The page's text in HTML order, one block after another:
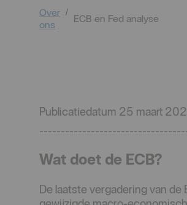
Over
ons
ECB en Fed analyse
Publicatiedatum 25 maart
Wat doet de ECB?
De laatste vergadering van